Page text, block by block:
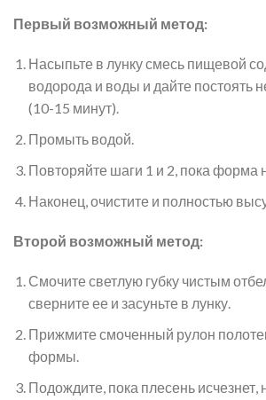
Первый возможный метод:
Насыпьте в лунку смесь пищевой
водорода и воды и дайте постоять
(10-15 минут).
Промыть водой.
Повторяйте шаги 1 и 2, пока форма
Наконец, очистите и полностью
Второй возможный метод:
Смочите светлую губку чистым
сверните ее и засуньте в лунку.
Прижмите смоченный рулон
формы.
Подождите, пока плесень исчезнет,